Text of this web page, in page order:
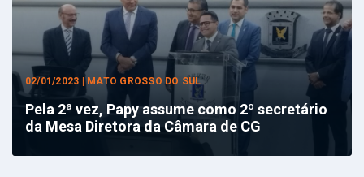
02/01/2023 | MATO GROSSO DO SUL
Pela 2ª vez, Papy assume como 2º secretário
da Mesa Diretora da Câmara de CG